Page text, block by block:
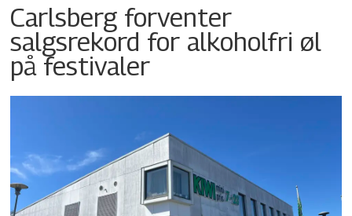
Carlsberg forventer
salgsrekord for alkoholfri øl
på festivaler